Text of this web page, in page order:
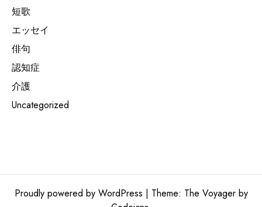
短歌
エッセイ
俳句
認知症
介護
Uncategorized
Proudly powered by WordPress | Theme: The Voyager by